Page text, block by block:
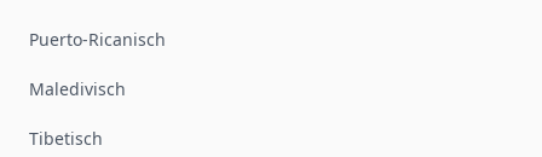
Puerto-Ricanisch
Maledivisch
Tibetisch